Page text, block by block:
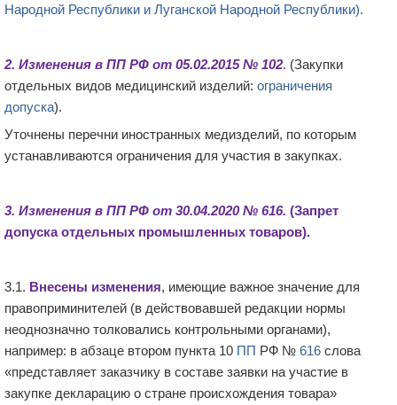
Народной Республики и Луганской Народной Республики).
2. Изменения в ПП РФ от 05.02.2015 № 102. (Закупки
отдельных видов медицинский изделий: ограничения
допуска).
Уточнены перечни иностранных медизделий, по которым
устанавливаются ограничения для участия в закупках.
3. Изменения в ПП РФ от 30.04.2020 № 616. (Запрет
допускаотдельных промышленных товаров).
3.1. Внесены изменения, имеющие важное значение для
правоприминителей (в действовавшей редакции нормы
неоднозначно толковались контрольными органами),
например: в абзаце втором пункта 10 ПП РФ № 616 слова
«представляет заказчику в составе заявки на участие в
закупке декларацию о стране происхождения товара»